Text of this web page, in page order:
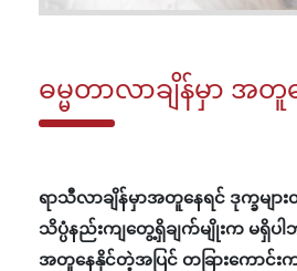
ဓမ္မတာလာချိန်မှာ အတူ
ရာသီလာချိန်မှာအတူနေရင် ဒုက္ခမ
သိပ္ပံနည်းကျတွေ့ရှိချက်မျိုးက မရှိပ
အတူနေနိုင်တဲ့အပြင် တခြားကောင်း